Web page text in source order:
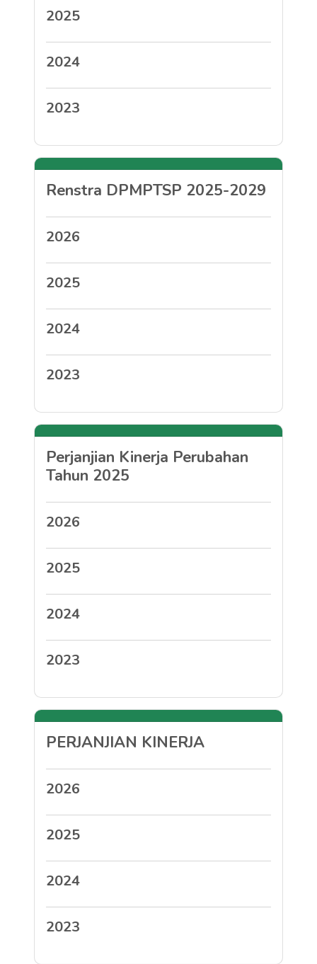
2025
2024
2023
Renstra DPMPTSP 2025-2029
2026
2025
2024
2023
Perjanjian Kinerja Perubahan
Tahun 2025
2026
2025
2024
2023
PERJANJIAN KINERJA
2026
2025
2024
2023